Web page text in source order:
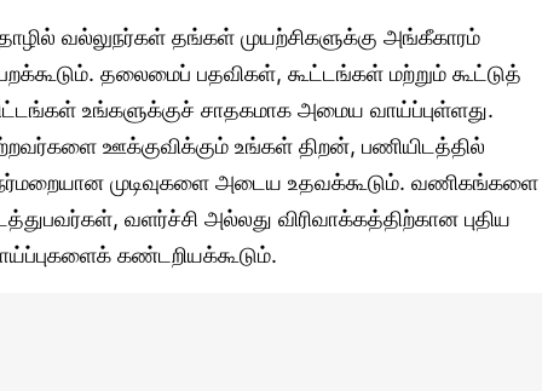
வல்லுநர்கள் தங்கள் முயற்சிகளுக்கு அங்கீகாரம்
தலைமைப் பதவிகள், கூட்டங்கள் மற்றும் கூட்டுத்
உங்களுக்குச் சாதகமாக அமைய வாய்ப்புள்ளது.
ஊக்குவிக்கும் உங்கள் திறன், பணியிடத்தில்
முடிவுகளை அடைய உதவக்கூடும். வணிகங்களை
வளர்ச்சி அல்லது விரிவாக்கத்திற்கான புதிய
கண்டறியக்கூடும்.